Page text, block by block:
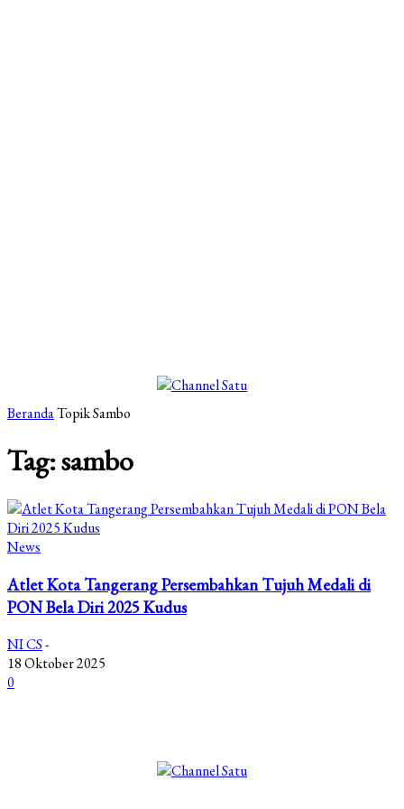
BerandaTopikSambo
Tag: sambo
News
Atlet Kota Tangerang Persembahkan Tujuh Medali di
PON Bela Diri 2025 Kudus
NI CS-
18 Oktober 2025
0